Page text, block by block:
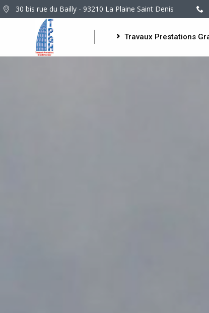
30 bis rue du Bailly - 93210 La Plaine Saint Denis
Travaux Prestations